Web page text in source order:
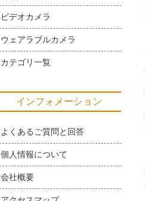
ビデオカメラ
ウェアラブルカメラ
カテゴリ一覧
インフォメーション
よくあるご質問と回答
個人情報について
会社概要